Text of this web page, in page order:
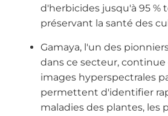
d'herbicides jusqu'à 95 %
préservant la santé des
Gamaya, l'un des
dans ce secteur,
images hyperspectrales
permettent d'identifier
maladies des plantes, les